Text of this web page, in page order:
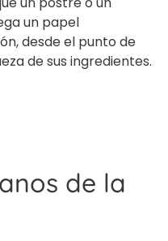
un papel
desde el punto de
de sus ingredientes.
de la